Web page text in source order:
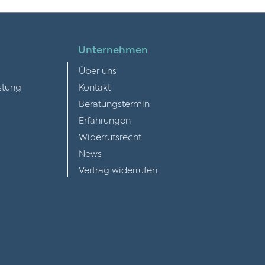
Unternehmen
Über uns
Kontakt
Beratungstermin
Erfahrungen
Widerrufsrecht
News
Vertrag widerrufen